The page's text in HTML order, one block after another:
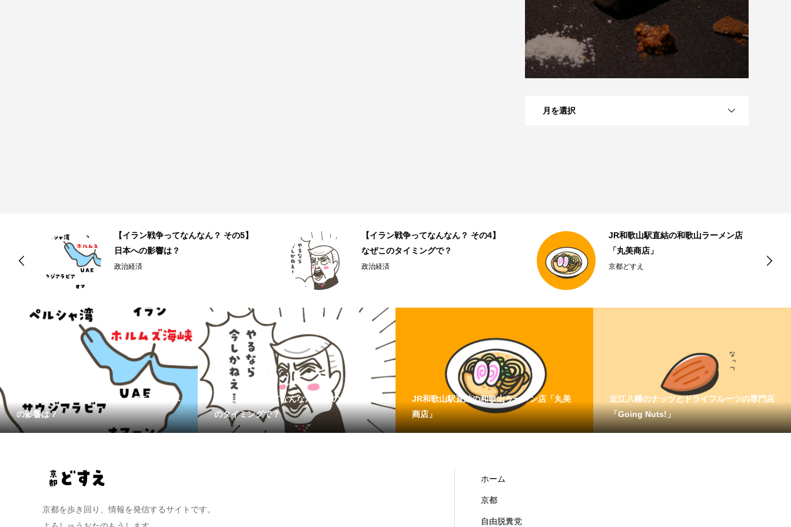
月を選択
【イラン戦争ってなんなん？ その4】
なぜこのタイミングで？
政治経済
JR和歌山駅直結の和歌山ラーメン店
「丸美商店」
京都どすえ
近江八幡のナッツとドライフルーツの
専門店「Going Nuts!」
京都どすえ
【イラン戦争ってなんなん？ その5】日本へ
の影響は？
【イラン戦争ってなんなん？ その4】なぜこ
のタイミングで？
JR和歌山駅直結の和歌山ラーメン店「丸美
商店」
近江八幡のナッツとドライフルーツの専門店
「Going Nuts!」
京都を歩き回り、情報を発信するサイトです。
ホーム
京都
自由脱糞党